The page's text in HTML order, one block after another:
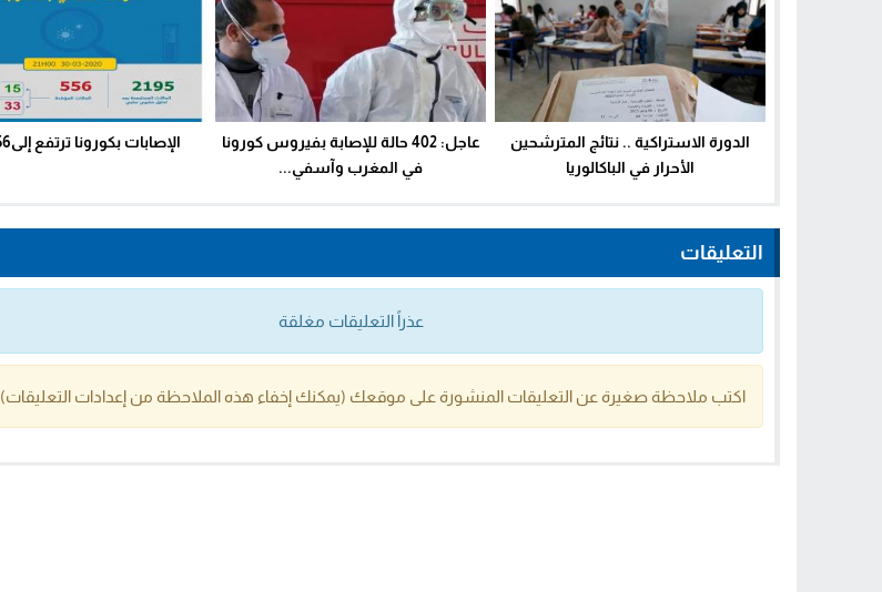
الدورة الاستراكية .. نتائج المترشحين
الأحرار في الباكالوريا
عاجل: 402 حالة للإصابة بفيروس كورونا
في المغرب وآسفي...
الإصابات بكورونا ترتفع إلى556حالة
التعليقات
عذراً التعليقات مغلقة
اكتب ملاحظة صغيرة عن التعليقات المنشورة على موقعك (يمكنك إخفاء هذه الملاحظة من إعدادات التعليقات)